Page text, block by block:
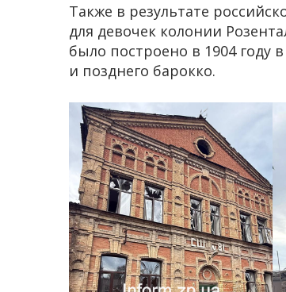
Также в результате
для девочек колонии
было построено в 1904 году
и позднего барокко.